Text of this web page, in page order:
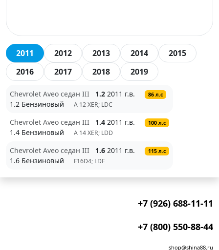
2011 2012 2013 2014
2015
2016
2017 2018 2019
Chevrolet Aveo седан III 1.2 2011 г.в. 86 л.с
1.2 Бензиновый A 12 XER; LDC
Chevrolet Aveo седан III 1.4 2011 г.в. 100 л.с
1.4 Бензиновый A 14 XER; LDD
Chevrolet Aveo седан III 1.6 2011 г.в. 115 л.с
1.6 Бензиновый F16D4; LDE
+7 (926) 688-11-11
+7 (800) 550-88-44
shop@shina88.ru